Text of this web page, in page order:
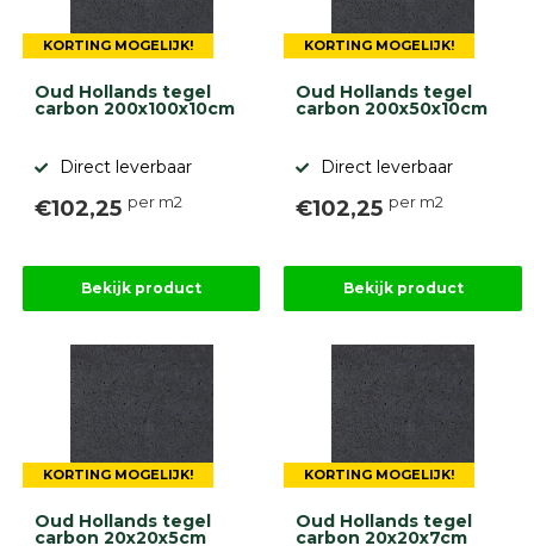
KORTING MOGELIJK!
Oud Hollands tegel
carbon 200x100x10cm
Direct leverbaar
€102,25 per m2
Bekijk product
KORTING MOGELIJK!
Oud Hollands tegel
carbon 200x50x10cm
Direct leverbaar
€102,25 per m2
Bekijk product
KORTING MOGELIJK!
Oud Hollands tegel
carbon 20x20x5cm
KORTING MOGELIJK!
Oud Hollands tegel
carbon 20x20x7cm